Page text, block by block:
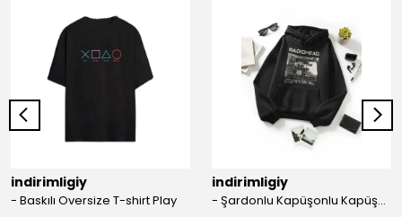
indirimligiy
- Baskılı Oversize T-shirt Play
indirimligiy
- Şardonlu Kapüşonlu Kapüşonlu Kanguru Cep Oversize Lastik Paça Sweatshirt Takimi